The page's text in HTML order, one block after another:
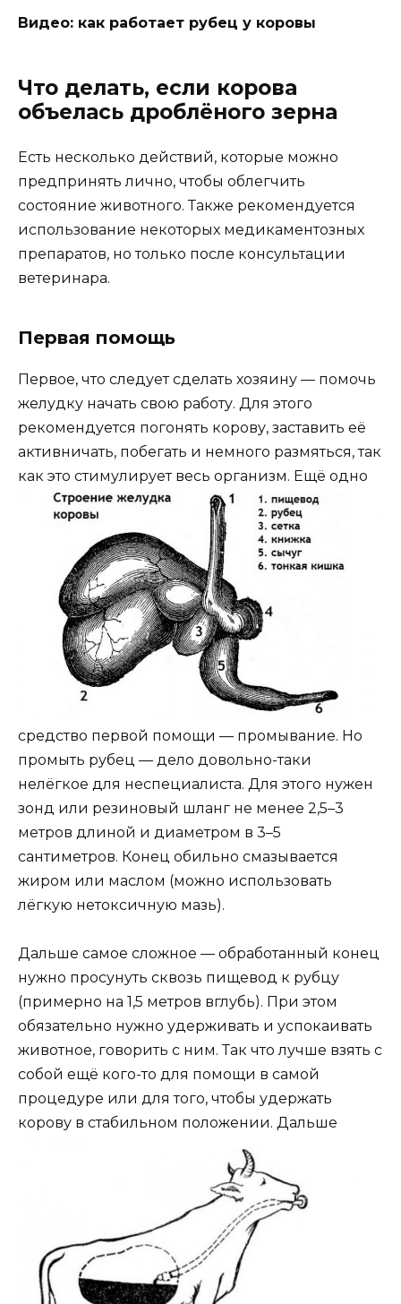
Видео: как работает рубец у коровы
Что делать, если корова
объелась дроблёного зерна
Есть несколько действий, которые можно
предпринять лично, чтобы облегчить
состояние животного. Также рекомендуется
использование некоторых медикаментозных
препаратов, но только после консультации
ветеринара.
Первая помощь
Первое, что следует сделать хозяину — помочь
желудку начать свою работу. Для этого
рекомендуется погонять корову, заставить её
активничать, побегать и немного размяться, так
как это стимулирует весь организм. Ещё одно
средство первой помощи — промывание. Но
промыть рубец — дело довольно-таки
нелёгкое для неспециалиста. Для этого нужен
зонд или резиновый шланг не менее 2,5–3
метров длиной и диаметром в 3–5
сантиметров. Конец обильно смазывается
жиром или маслом (можно использовать
лёгкую нетоксичную мазь).
Дальше самое сложное — обработанный конец
нужно просунуть сквозь пищевод к рубцу
(примерно на 1,5 метров вглубь). При этом
обязательно нужно удерживать и успокаивать
животное, говорить с ним. Так что лучше взять с
собой ещё кого-то для помощи в самой
процедуре или для того, чтобы удержать
корову в стабильном положении. Дальше